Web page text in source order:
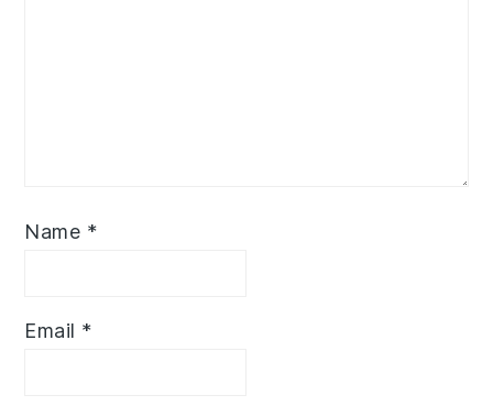
Name *
Email *